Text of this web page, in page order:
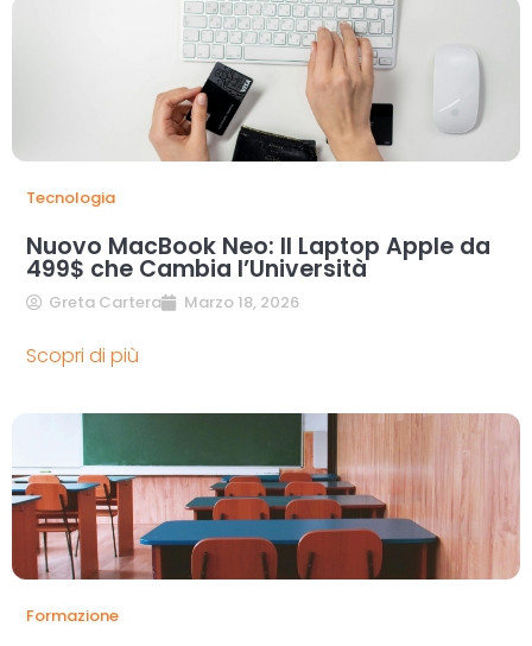
Tecnologia
Nuovo MacBook Neo: Il Laptop Apple da
499$ che Cambia l’Università
Greta Cartera Marzo 18, 2026
Scopri di più
Formazione